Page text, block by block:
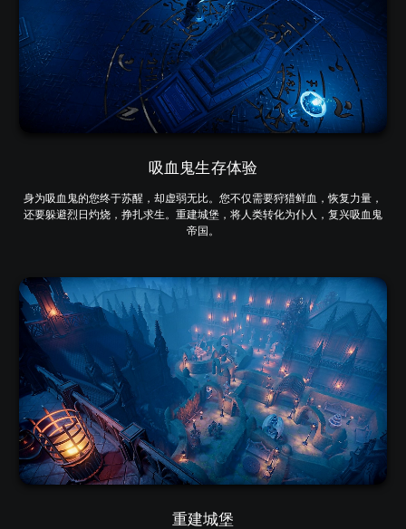
吸血鬼生存体验
身为吸血鬼的您终于苏醒，却虚弱无比。您不仅需要狩猎鲜血，恢复力量，
还要躲避烈日灼烧，挣扎求生。重建城堡，将人类转化为仆人，复兴吸血鬼
帝国。
重建城堡